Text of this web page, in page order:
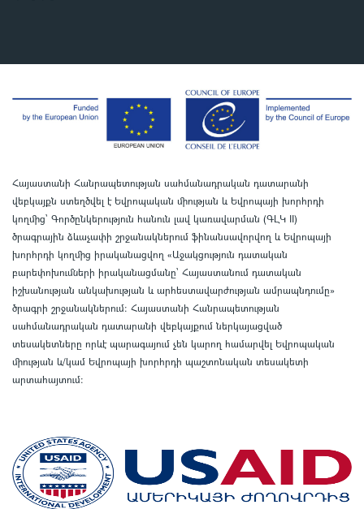
Հայաստանի Հանրապետության սահմանադրական դատարանի
վեբկայքն ստեղծվել է Եվրոպական միության և Եվրոպայի խորհրդի
կողմից՝ Գործընկերություն հանուն լավ կառավարման (ԳԼԿ II)
ծրագրային ձևաչափի շրջանակներում ֆինանսավորվող և Եվրոպայի
խորհրդի կողմից իրականացվող «Աջակցություն դատական
բարեփոխումների իրականացմանը` Հայաստանում դատական
իշխանության անկախության և արհեստավարժության ամրապնդումը»
ծրագրի շրջանակներում: Հայաստանի Հանրապետության
սահմանադրական դատարանի վեբկայքում ներկայացված
տեսակետները որևէ պարագայում չեն կարող համարվել Եվրոպական
միության և/կամ Եվրոպայի խորհրդի պաշտոնական տեսակետի
արտահայտում: